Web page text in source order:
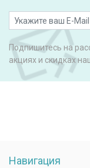
Подпишитесь на
акциях и скидках
Навигация